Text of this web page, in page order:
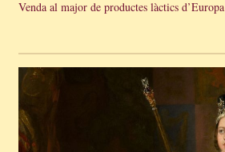
Venda al major de productes làctics d’Europa